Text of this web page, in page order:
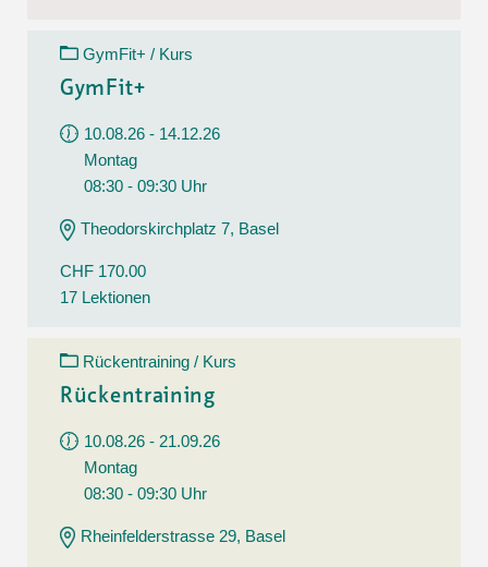
GymFit+ / Kurs
GymFit+
10.08.26 - 14.12.26
Montag
08:30 - 09:30 Uhr
Theodorskirchplatz 7, Basel
CHF 170.00
17 Lektionen
Rückentraining / Kurs
Rückentraining
10.08.26 - 21.09.26
Montag
08:30 - 09:30 Uhr
Rheinfelderstrasse 29, Basel